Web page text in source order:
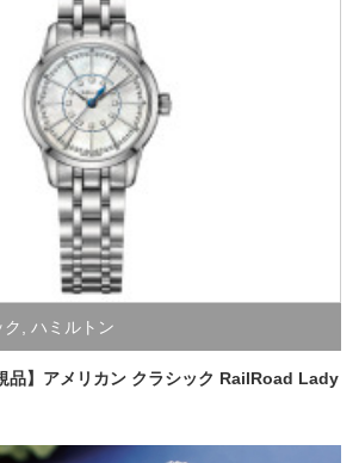
, ハミルトン
品】アメリカン クラシック RailRoad Lady